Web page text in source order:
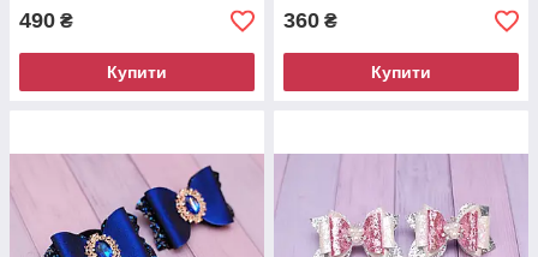
490 ₴
Купити
360 ₴
Купити